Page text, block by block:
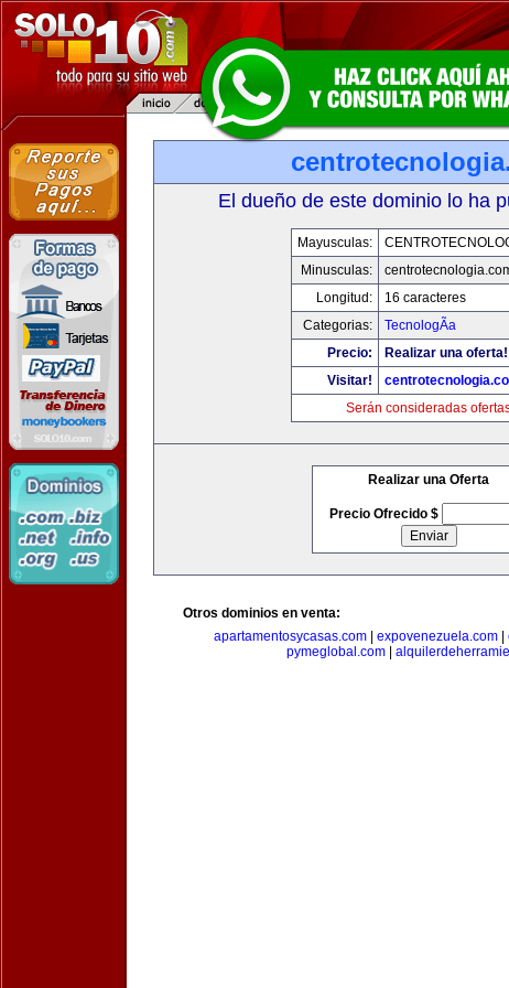
El dueño de este dominio lo ha
Mayusculas:
Minusculas:
Longitud:
16 caracteres
Categorias:
TecnologÃ­a
Precio:
Realizar una oferta!
Visitar!
Serán consideradas
Realizar una Oferta
Precio Ofrecido $
Otros dominios en venta:
apartamentosycasas.com
expovenezuela.com
pymeglobal.com